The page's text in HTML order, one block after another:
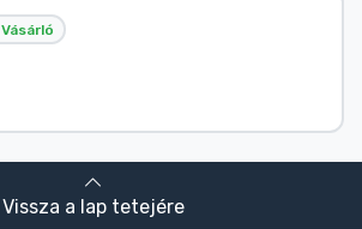
Vásárló
Vissza a lap tetejére